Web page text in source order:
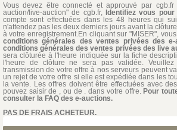
Vous devez être connecté et approuvé par
auction/live-auction" de cgb.fr, Identifiez vous pour
compte sont effectuées dans les 48 heures qui
n'attendez pas les deux derniers jours avant la
à votre enregistrement.En cliquant sur "MISER",
conditions générales des ventes privées des
conditions générales des ventes privées des live
sera clôturée à l'heure indiquée sur la fiche
l'heure de clôture ne sera pas validée.
transmission de votre offre à nos serveurs peuvent
un rejet de votre offre si elle est expédiée dans les
la vente. Les offres doivent être effectuées avec
pouvez saisir de , ou de . dans votre offre.Pour
consulter la FAQ des e-auctions.
PAS DE FRAIS ACHETEUR.